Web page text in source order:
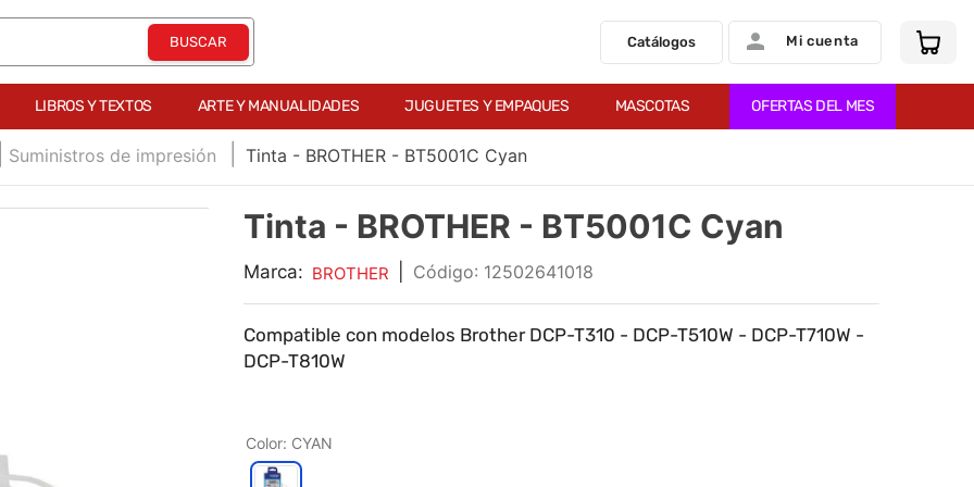
Catálogos Mi cuenta
LIBROS Y TEXTOS ARTE Y MANUALIDADES JUGUETES Y EMPAQUES MASCOTAS OFERTAS DEL MES
Suministros de impresión Tinta - BROTHER - BT5001C Cyan
Tinta - BROTHER - BT5001C Cyan
Marca: BROTHER : 12502641018
Compatible con modelos Brother DCP-T310 - DCP-T510W - DCP-T710W -
DCP-T810W
Color: CYAN